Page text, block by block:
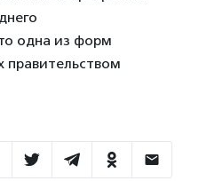
одна из форм